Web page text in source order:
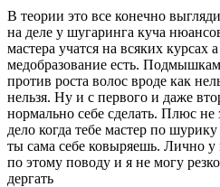
В теории это все конечно
на деле у шугаринга куча
мастера учатся на всяких курсах
медобразование есть.
против роста волос вроде как
нельзя. Ну и с первого и даже
нормально себе сделать. Плюс
дело когда тебе мастер по шурику
ты сама себе ковыряешь. Лично у
по этому поводу и я не могу
дергать